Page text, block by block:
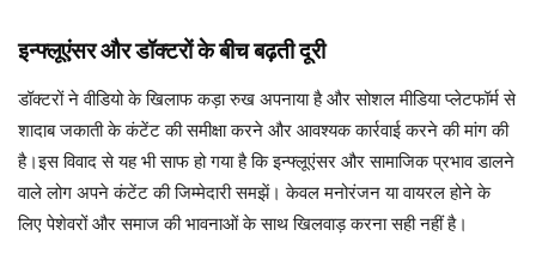
इन्फ्लूएंसर और डॉक्टरों के बीच बढ़ती दूरी
डॉक्टरों ने वीडियो के खिलाफ कड़ा रुख अपनाया है और सोशल मीडिया प्लेटफॉर्म से
शादाब जकाती के कंटेंट की समीक्षा करने और आवश्यक कार्रवाई करने की मांग की
है।इस विवाद से यह भी साफ हो गया है कि इन्फ्लूएंसर और सामाजिक प्रभाव डालने
वाले लोग अपने कंटेंट की जिम्मेदारी समझें। केवल मनोरंजन या वायरल होने के
लिए पेशेवरों और समाज की भावनाओं के साथ खिलवाड़ करना सही नहीं है।